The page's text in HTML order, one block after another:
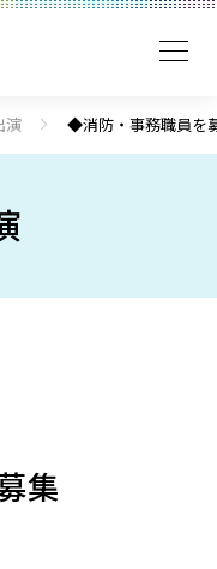
演 ◆消防・事務職員を
集